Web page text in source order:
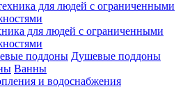
для людей с ограниченными
Душевые поддоны
Ванны
и водоснабжения